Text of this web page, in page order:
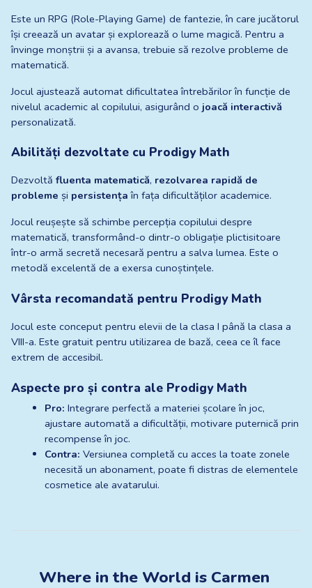
Este un RPG (Role-Playing Game) de fantezie, în care jucătorul
își creează un avatar și explorează o lume magică. Pentru a
învinge monștrii și a avansa, trebuie să rezolve probleme de
matematică.
Jocul ajustează automat dificultatea întrebărilor în funcție de
nivelul academic al copilului, asigurând o joacă interactivă
personalizată.
Abilități dezvoltate cu Prodigy Math
Dezvoltă fluenta matematică, rezolvarea rapidă de
probleme și persistența în fața dificultăților academice.
Jocul reușește să schimbe percepția copilului despre
matematică, transformând-o dintr-o obligație plictisitoare
într-o armă secretă necesară pentru a salva lumea. Este o
metodă excelentă de a exersa cunoștințele.
Vârsta recomandată pentru Prodigy Math
Jocul este conceput pentru elevii de la clasa I până la clasa a
VIII-a. Este gratuit pentru utilizarea de bază, ceea ce îl face
extrem de accesibil.
Aspecte pro și contra ale Prodigy Math
Pro: Integrare perfectă a materiei școlare în joc,
ajustare automată a dificultății, motivare puternică prin
recompense în joc.
Contra: Versiunea completă cu acces la toate zonele
necesită un abonament, poate fi distras de elementele
cosmetice ale avatarului.
Where in the World is Carmen